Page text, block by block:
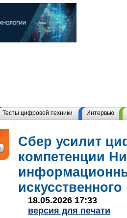
Тесты цифровой техники Интервью
Сбер усилит
компетенции
искусственного
18.05.2026 17:33
версия для печати